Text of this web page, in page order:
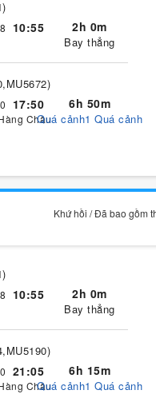
)
10:55 2h 0m
Bay thẳng
)
17:50
Châu
6h 50m
Quá cảnh1 Quá cảnh
Khứ hồi / Đã bao gồm
)
10:55 2h 0m
Bay thẳng
)
21:05
Châu
6h 15m
Quá cảnh1 Quá cảnh